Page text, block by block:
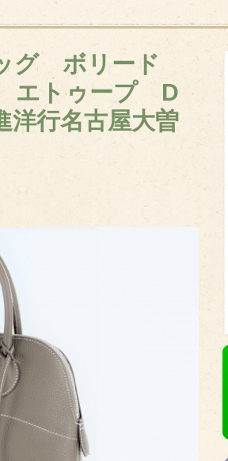
グ ボリード
エトゥープ D
行名古屋大曽